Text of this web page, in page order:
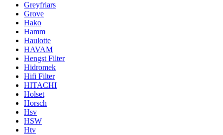
Greyfriars
Grove
Hako
Hamm
Haulotte
HAVAM
Hengst Filter
Hidromek
Hifi Filter
HITACHI
Holset
Horsch
Hsv
HSW
Htv